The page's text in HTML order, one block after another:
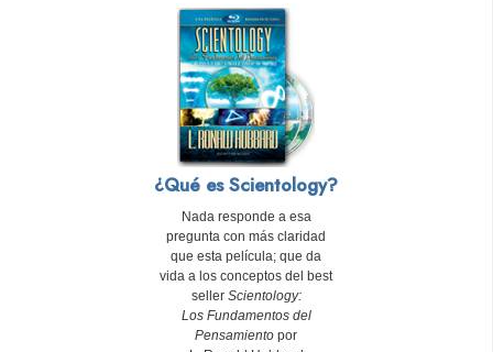
¿Qué es Scientology?
Nada responde a esa
pregunta con más claridad
que esta película; que da
vida a los conceptos del best
seller Scientology:
Los Fundamentos del
Pensamiento por